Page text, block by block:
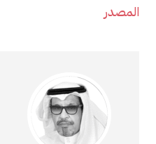
المصدر